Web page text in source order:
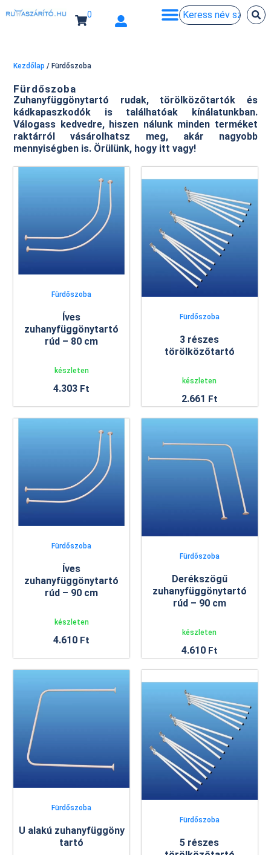
0
Kezdőlap / Fürdőszoba
Fürdőszoba
Zuhanyfüggönytartó rudak, törölközőtartók és
kádkapaszkodók is találhatóak kínálatunkban.
Válogass kedvedre, hiszen nálunk minden terméket
raktárról vásárolhatsz meg, akár nagyobb
mennyiségben is. Örülünk, hogy itt vagy!
Fürdőszoba
Íves
zuhanyfüggönytartó
rúd – 80 cm
készleten
4.303 Ft
Fürdőszoba
3 részes
törölközőtartó
készleten
2.661 Ft
Fürdőszoba
Íves
zuhanyfüggönytartó
rúd – 90 cm
készleten
4.610 Ft
Fürdőszoba
Derékszögű
zuhanyfüggönytartó
rúd – 90 cm
készleten
4.610 Ft
Fürdőszoba
U alakú zuhanyfüggöny
tartó
Fürdőszoba
5 részes